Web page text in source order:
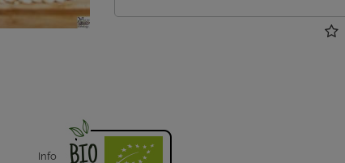
Info